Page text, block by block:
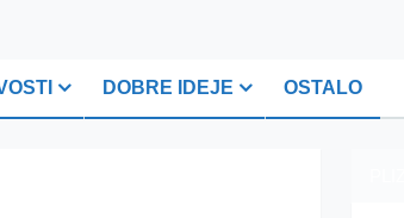
DOBRE IDEJE OSTALO